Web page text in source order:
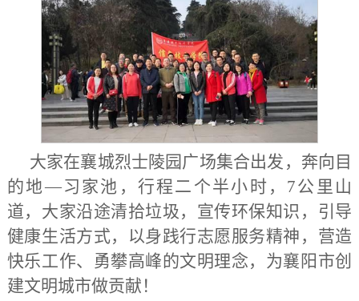
大家在襄城烈士陵园广场集合出发，奔向目
的地—习家池，行程二个半小时， 7公里山
道，大家沿途清拾垃圾，宣传环保知识，引导
健康生活方式，以身践行志愿服务精神，营造
快乐工作、勇攀高峰的文明理念，为襄阳市创
建文明城市做贡献！